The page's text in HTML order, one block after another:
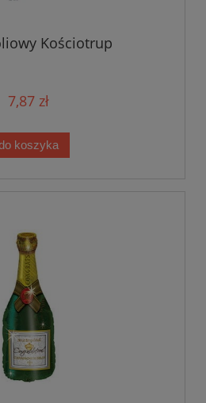
Kościotrup
7,87 zł
koszyka